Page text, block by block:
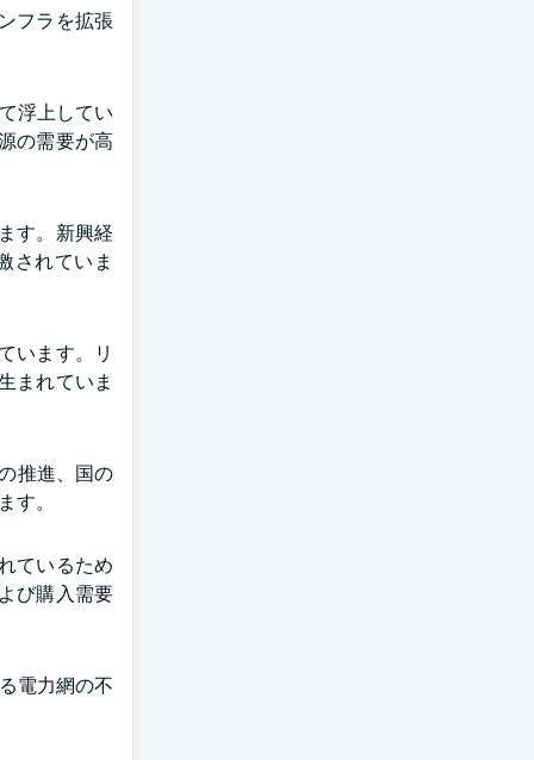
フラを拡張
浮上してい
の需要が高
す。新興経
されていま
います。リ
まれていま
推進、国の
。
ているため
び購入需要
電力網の不